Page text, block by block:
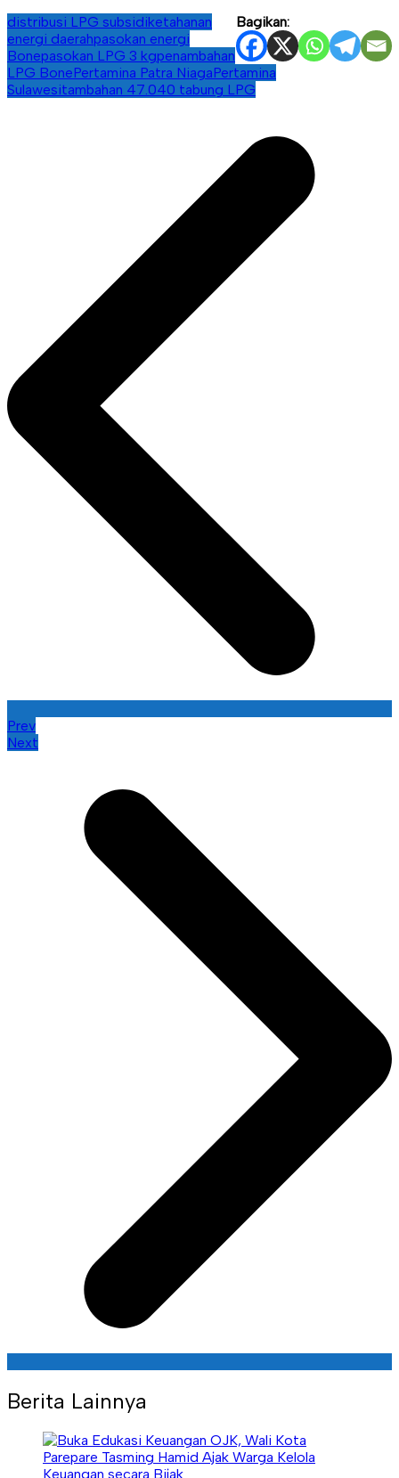
Bagikan:
distribusi LPG subsidiketahanan
energi daerahpasokan energi
Bonepasokan LPG 3 kgpenambahan
LPG BonePertamina Patra NiagaPertamina
Sulawesitambahan 47.040 tabung LPG
Prev
Next
Berita Lainnya